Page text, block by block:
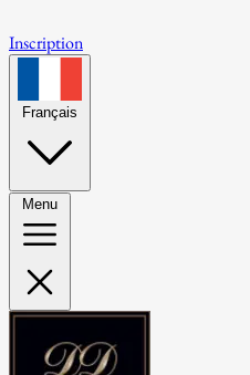
Inscription
Français
Menu